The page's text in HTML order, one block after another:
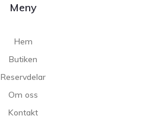
Meny
Hem
Butiken
Reservdelar
Om oss
Kontakt